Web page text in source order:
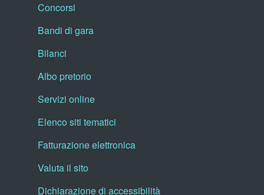
Concorsi
Bandi di gara
Bilanci
Albo pretorio
Servizi online
Elenco siti tematici
Fatturazione elettronica
Valuta il sito
Dichiarazione di accessibilità